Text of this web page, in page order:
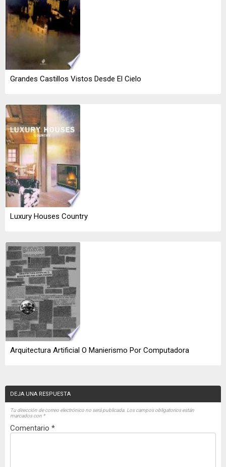
Grandes Castillos Vistos Desde El Cielo
Luxury Houses Country
Arquitectura Artificial O Manierismo Por Computadora
DEJA UNA RESPUESTA
Tu dirección de correo electrónico no será publicada. Los campos obligatorios están
marcados con *
Comentario *